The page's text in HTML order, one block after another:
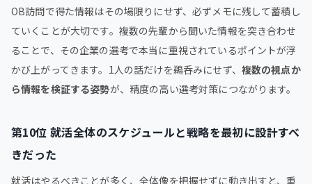
OB訪問で得た情報はその場限りにせず、必ずメモに残して蓄積し
ていくことが大切です。複数の先輩から聞いた情報を突き合わせ
ることで、その企業の選考で本当に重視されているポイントが浮
かび上がってきます。1人の話だけを鵜呑みにせず、 複数の視点か
ら情報を検証する姿勢が、精度の高い選考対策につながります。
第10位 就活全体のスケジュールと戦略を最初に設計すべ
きだった
就活はやるべきことが多く、全体像を把握せずに動き出すと、重